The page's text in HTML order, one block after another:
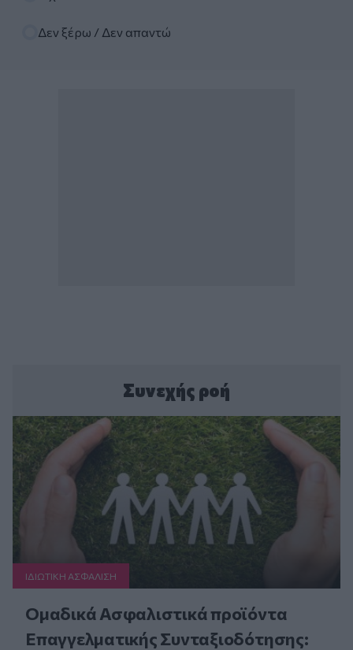
Δεν ξέρω / Δεν απαντώ
Συνεχής ροή
ΙΔΙΩΤΙΚΗ ΑΣΦAΛΙΣΗ
Ομαδικά Ασφαλιστικά προϊόντα
Επαγγελματικής Συνταξιοδότησης: